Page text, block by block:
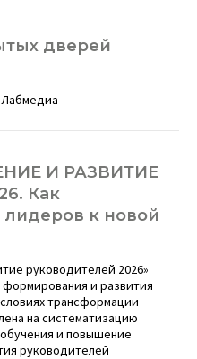
дверей
И РАЗВИТИЕ
Как
к новой
руководителей 2026»
и развития
трансформации
на систематизацию
и повышение
руководителей